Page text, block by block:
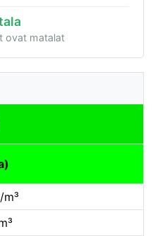
ovat matalat
m³